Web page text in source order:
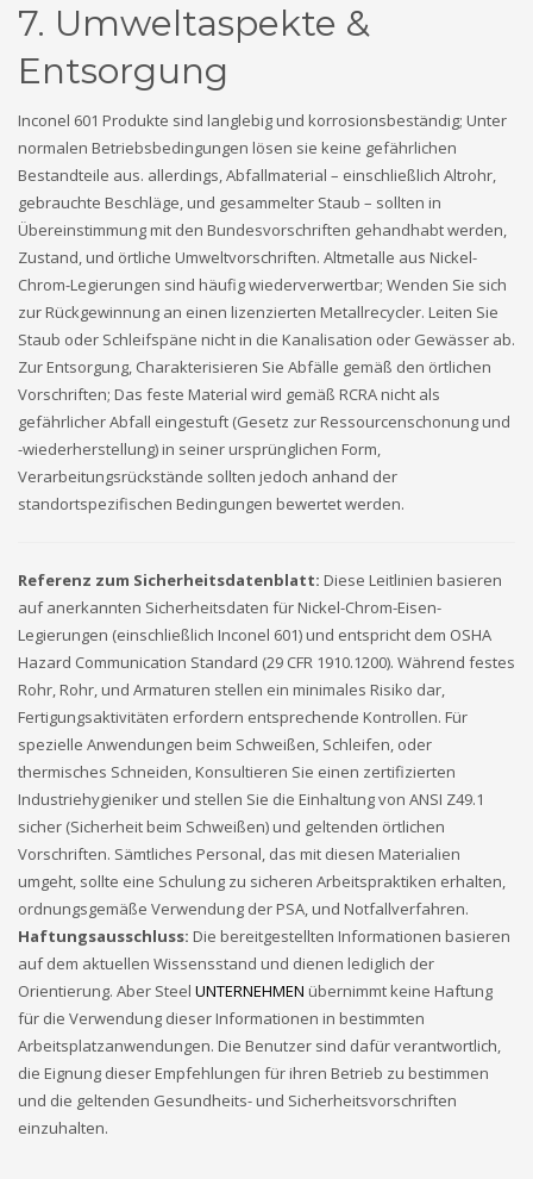
7. Umweltaspekte &
Entsorgung
Inconel 601 Produkte sind langlebig und korrosionsbeständig; Unter
normalen Betriebsbedingungen lösen sie keine gefährlichen
Bestandteile aus. allerdings, Abfallmaterial – einschließlich Altrohr,
gebrauchte Beschläge, und gesammelter Staub – sollten in
Übereinstimmung mit den Bundesvorschriften gehandhabt werden,
Zustand, und örtliche Umweltvorschriften. Altmetalle aus Nickel-
Chrom-Legierungen sind häufig wiederverwertbar; Wenden Sie sich
zur Rückgewinnung an einen lizenzierten Metallrecycler. Leiten Sie
Staub oder Schleifspäne nicht in die Kanalisation oder Gewässer ab.
Zur Entsorgung, Charakterisieren Sie Abfälle gemäß den örtlichen
Vorschriften; Das feste Material wird gemäß RCRA nicht als
gefährlicher Abfall eingestuft (Gesetz zur Ressourcenschonung und
-wiederherstellung) in seiner ursprünglichen Form,
Verarbeitungsrückstände sollten jedoch anhand der
standortspezifischen Bedingungen bewertet werden.
Referenz zum Sicherheitsdatenblatt: Diese Leitlinien basieren
auf anerkannten Sicherheitsdaten für Nickel-Chrom-Eisen-
Legierungen (einschließlich Inconel 601) und entspricht dem OSHA
Hazard Communication Standard (29 CFR 1910.1200). Während festes
Rohr, Rohr, und Armaturen stellen ein minimales Risiko dar,
Fertigungsaktivitäten erfordern entsprechende Kontrollen. Für
spezielle Anwendungen beim Schweißen, Schleifen, oder
thermisches Schneiden, Konsultieren Sie einen zertifizierten
Industriehygieniker und stellen Sie die Einhaltung von ANSI Z49.1
sicher (Sicherheit beim Schweißen) und geltenden örtlichen
Vorschriften. Sämtliches Personal, das mit diesen Materialien
umgeht, sollte eine Schulung zu sicheren Arbeitspraktiken erhalten,
ordnungsgemäße Verwendung der PSA, und Notfallverfahren.
Haftungsausschluss: Die bereitgestellten Informationen basieren
auf dem aktuellen Wissensstand und dienen lediglich der
Orientierung. Aber Steel UNTERNEHMEN übernimmt keine Haftung
für die Verwendung dieser Informationen in bestimmten
Arbeitsplatzanwendungen. Die Benutzer sind dafür verantwortlich,
die Eignung dieser Empfehlungen für ihren Betrieb zu bestimmen
und die geltenden Gesundheits- und Sicherheitsvorschriften
einzuhalten.